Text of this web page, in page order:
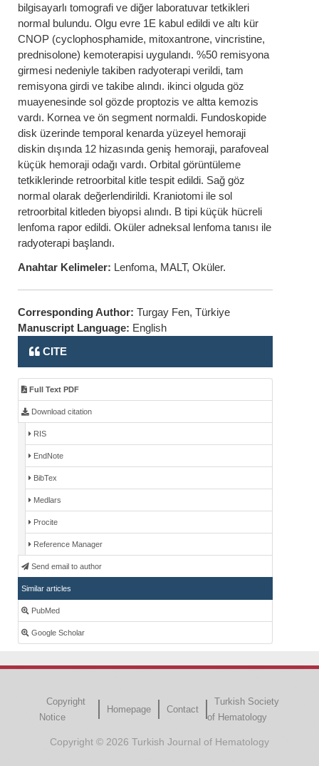
bilgisayarlı tomografi ve diğer laboratuvar tetkikleri
normal bulundu. Olgu evre 1E kabul edildi ve altı kür
CNOP (cyclophosphamide, mitoxantrone, vincristine,
prednisolone) kemoterapisi uygulandı. %50 remisyona
girmesi nedeniyle takiben radyoterapi verildi, tam
remisyona girdi ve takibe alındı. ikinci olguda göz
muayenesinde sol gözde proptozis ve altta kemozis
vardı. Kornea ve ön segment normaldi. Fundoskopide
disk üzerinde temporal kenarda yüzeyel hemoraji
diskin dışında 12 hizasında geniş hemoraji, parafoveal
küçük hemoraji odağı vardı. Orbital görüntüleme
tetkiklerinde retroorbital kitle tespit edildi. Sağ göz
normal olarak değerlendirildi. Kraniotomi ile sol
retroorbital kitleden biyopsi alındı. B tipi küçük hücreli
lenfoma rapor edildi. Oküler adneksal lenfoma tanısı ile
radyoterapi başlandı.
Anahtar Kelimeler: Lenfoma, MALT, Oküler.
Corresponding Author: Turgay Fen, Türkiye
Manuscript Language: English
CITE
Full Text PDF
Download citation
RIS
EndNote
BibTex
Medlars
Procite
Reference Manager
Send email to author
Similar articles
PubMed
Google Scholar
Copyright
Notice
Homepage Contact
Turkish Society
of Hematology
Copyright © 2026 Turkish Journal of Hematology